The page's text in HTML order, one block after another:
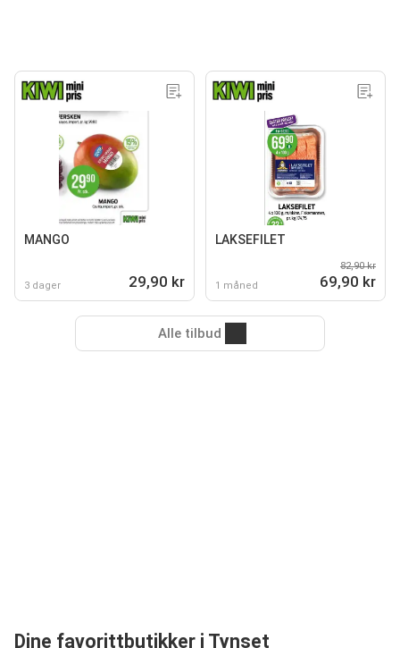
MANGO
3 dager 29,90 kr
LAKSEFILET
1 måned
82,90 kr
69,90 kr
Alle tilbud
Dine favorittbutikker i Tynset